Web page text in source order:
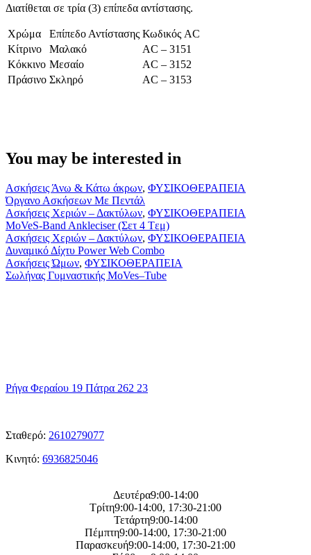
Διατίθεται σε τρία (3) επίπεδα αντίστασης.
Χρώμα Επίπεδο Αντίστασης Κωδικός AC
Κίτρινο
Μαλακό
AC – 3151
Κόκκινο Μεσαίο
AC – 3152
Πράσινο Σκληρό AC – 3153
You may be interested in
Όργανο
Ασκήσεων
Με
Πεντάλ
Ασκήσεις Άνω & Κάτω άκρων, ΦΥΣΙΚΟΘΕΡΑΠΕΙΑ
Όργανο Ασκήσεων Με Πεντάλ
MoVeS-
Band
Ankleciser
(Σετ
4
Tεμ)
Ασκήσεις Χεριών – Δακτύλων, ΦΥΣΙΚΟΘΕΡΑΠΕΙΑ
MoVeS-Band Ankleciser (Σετ 4 Tεμ)
Δυναμικό
Δίχτυ
Power
Web
Ασκήσεις Χεριών – Δακτύλων, ΦΥΣΙΚΟΘΕΡΑΠΕΙΑ
Δυναμικό Δίχτυ Power Web Combo
Σωλήνας
Γυμναστικής
Ασκήσεις Ώμων, ΦΥΣΙΚΟΘΕΡΑΠΕΙΑ
Σωλήνας Γυμναστικής MoVes–Tube
Ρήγα Φεραίου 19 Πάτρα 262 23
Σταθερό: 2610279077
Κινητό: 6936825046
Δευτέρα9:00-14:00
Τρίτη9:00-14:00, 17:30-21:00
Τετάρτη9:00-14:00
Πέμπτη9:00-14:00, 17:30-21:00
Παρασκευή9:00-14:00, 17:30-21:00